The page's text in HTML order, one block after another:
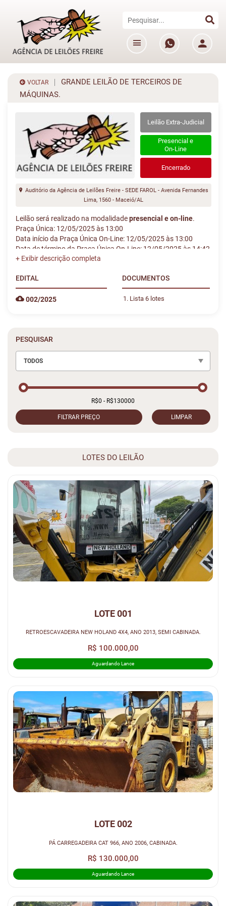
VOLTAR
GRANDE LEILÃO DE TERCEIROS DE
MÁQUINAS.
Leilão Extra-Judicial
Presencial e
On-Line
Encerrado
Auditório da Agência de Leilões Freire - SEDE FAROL - Avenida Fernandes
Lima, 1560 - Maceió/AL
Leilão será realizado na modalidadepresencial e on-line.
Praça Única: 12/05/2025 às 13:00
Data início da Praça Única On-Line: 12/05/2025 às 13:00
Data de término da Praça Única On-Line: 12/05/2025 às 14:42
EDITAL
002/2025
DOCUMENTOS
Lista 6 lotes
PESQUISAR
TODOS
FILTRAR PREÇO LIMPAR
LOTES DO LEILÃO
LOTE 001
RETROESCAVADEIRA NEW HOLAND 4X4, ANO 2013, SEMI CABINADA.
R$ 100.000,00
Aguardando Lance
LOTE 002
PÁ CARREGADEIRA CAT 966, ANO 2006, CABINADA.
R$ 130.000,00
Aguardando Lance